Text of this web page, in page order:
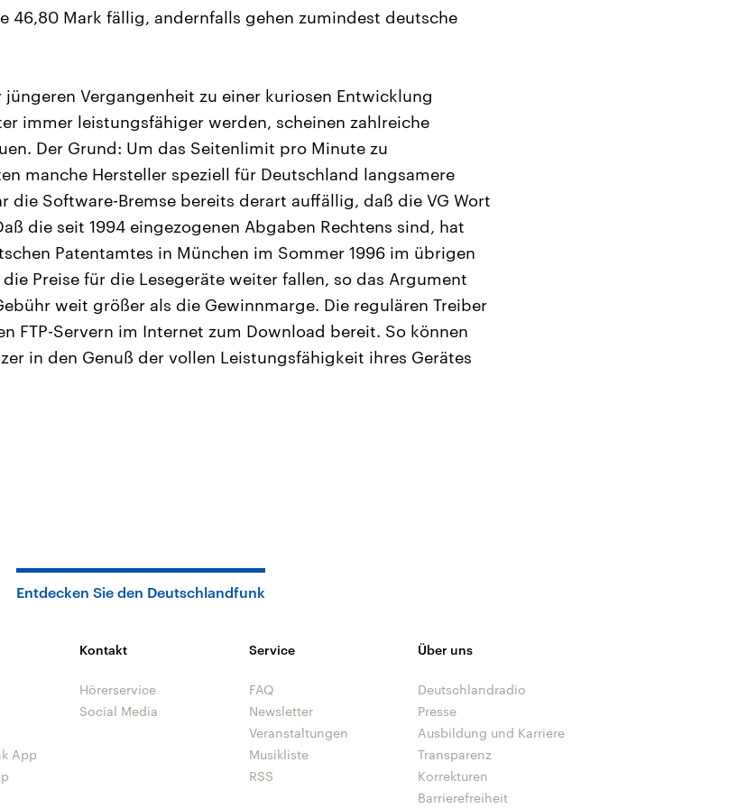
46,80 Mark fällig, andernfalls gehen zumindest deutsche
Vergangenheit zu einer kuriosen Entwicklung
immer leistungsfähiger werden, scheinen zahlreiche
Der Grund: Um das Seitenlimit pro Minute zu
manche Hersteller speziell für Deutschland langsamere
die Software-Bremse bereits derart auffällig, daß die VG Wort
die seit 1994 eingezogenen Abgaben Rechtens sind, hat
Patentamtes in München im Sommer 1996 im übrigen
Preise für die Lesegeräte weiter fallen, so das Argument
weit größer als die Gewinnmarge. Die regulären Treiber
FTP-Servern im Internet zum Download bereit. So können
in den Genuß der vollen Leistungsfähigkeit ihres Gerätes
Entdecken Sie den Deutschlandfunk
App
Kontakt
Hörerservice
Social Media
Service
FAQ
Newsletter
Veranstaltungen
Musikliste
RSS
Über uns
Deutschlandradio
Presse
Ausbildung und Karriere
Transparenz
Korrekturen
Barrierefreiheit